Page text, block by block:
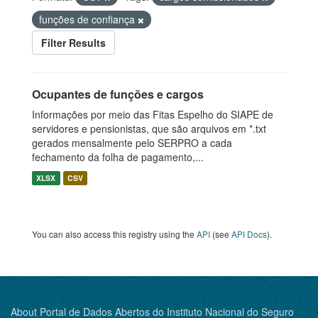
funções de confiança
Filter Results
Ocupantes de funções e cargos
Informações por meio das Fitas Espelho do SIAPE de
servidores e pensionistas, que são arquivos em *.txt
gerados mensalmente pelo SERPRO a cada
fechamento da folha de pagamento,...
XLSX CSV
You can also access this registry using the API (see API Docs).
About Portal de Dados Abertos do Instituto Nacional do Seguro